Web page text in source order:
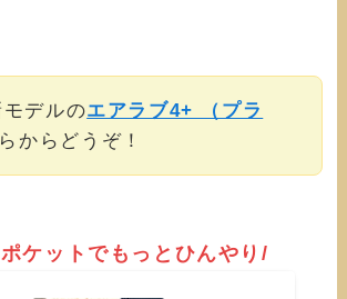
デルのエアラブ4+ （プラ
からどうぞ！
ケットでもっとひんやり/